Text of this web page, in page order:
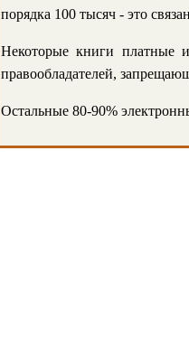
порядка 100 тысяч - это
Некоторые книги платные
правообладателей,
Остальные 80-90%